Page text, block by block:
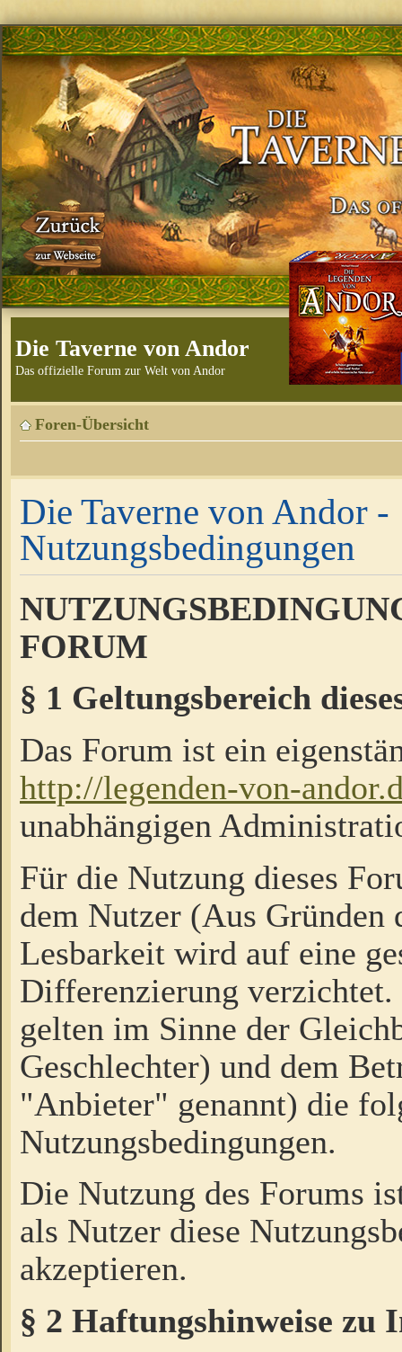
Die Taverne von Andor
Das offizielle Forum zur Welt von Andor
Foren-Übersicht
Die Taverne von Andor -
Nutzungsbedingungen
FORUM
§ 1 Geltungsbereich
Das Forum ist ein
http://legenden-von-
unabhängigen
Für die Nutzung dieses
dem Nutzer (Aus Gründen
Lesbarkeit wird auf eine
Differenzierung
gelten im Sinne der
Geschlechter) und dem
"Anbieter" genannt) die
Nutzungsbedingungen.
Die Nutzung des Forums
als Nutzer diese
akzeptieren.
§ 2 Haftungshinweise zu